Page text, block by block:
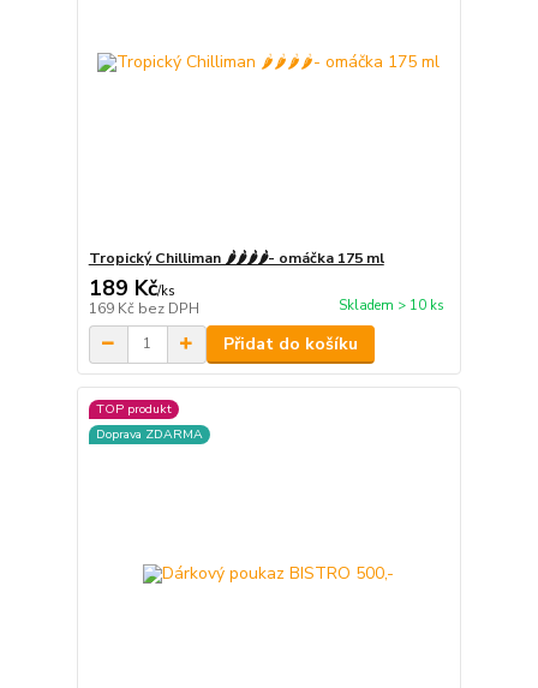
Tropický Chilliman 🌶️🌶️🌶️🌶️- omáčka 175 ml
189 Kč/ks
169 Kč bez DPH Skladem > 10 ks
Přidat do košíku
TOP produkt
Doprava ZDARMA